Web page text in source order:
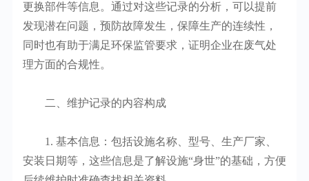
更换部件等信息。通过对这些记录的分析，可以提前
发现潜在问题，预防故障发生，保障生产的连续性，
同时也有助于满足环保监管要求，证明企业在废气处
理方面的合规性。
二、维护记录的内容构成
1. 基本信息：包括设施名称、型号、生产厂家、
安装日期等，这些信息是了解设施“身世”的基础，方便